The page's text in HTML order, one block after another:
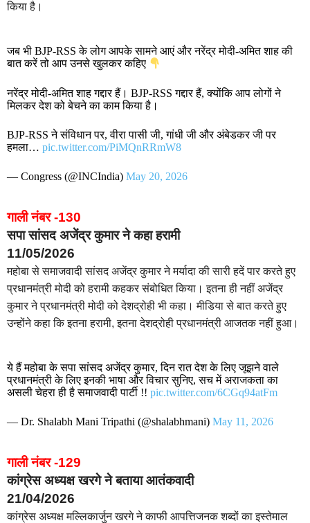
किया है।
जब भी BJP-RSS के लोग आपके सामने आएं और नरेंद्र मोदी-अमित शाह की
बात करें तो आप उनसे खुलकर कहिए
नरेंद्र मोदी-अमित शाह गद्दार हैं। BJP-RSS गद्दार हैं, क्योंकि आप लोगों ने
मिलकर देश को बेचने का काम किया है।
BJP-RSS ने संविधान पर, वीरा पासी जी, गांधी जी और अंबेडकर जी पर
हमला… pic.twitter.com/PiMQnRRmW8
— Congress (@INCIndia) May 20, 2026
गाली नंबर -130
सपा सांसद अजेंद्र कुमार ने कहा हरामी
11/05/2026
महोबा से समाजवादी सांसद अजेंद्र कुमार ने मर्यादा की सारी हदें पार करते हुए
प्रधानमंत्री मोदी को हरामी कहकर संबोधित किया। इतना ही नहीं अजेंद्र
कुमार ने प्रधानमंत्री मोदी को देशद्रोही भी कहा। मीडिया से बात करते हुए
उन्होंने कहा कि इतना हरामी, इतना देशद्रोही प्रधानमंत्री आजतक नहीं हुआ।
ये हैं महोबा के सपा सांसद अजेंद्र कुमार, दिन रात देश के लिए जूझने वाले
प्रधानमंत्री के लिए इनकी भाषा और विचार सुनिए, सच में अराजकता का
असली चेहरा ही है समाजवादी पार्टी !! pic.twitter.com/6CGq94atFm
— Dr. Shalabh Mani Tripathi (@shalabhmani) May 11, 2026
गाली नंबर -129
कांग्रेस अध्यक्ष खरगे ने बताया आतंकवादी
21/04/2026
कांग्रेस अध्यक्ष मल्लिकार्जुन खरगे ने काफी आपत्तिजनक शब्दों का इस्तेमाल